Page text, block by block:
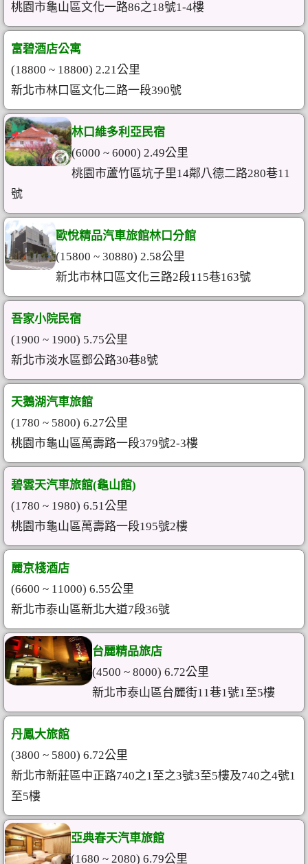
桃園市龜山區文化一路86之18號1-4樓
富碧酒店公寓
(18800 ~ 18800) 2.21公里
新北市林口區文化二路一段390號
林口維多利亞民宿
(6000 ~ 6000) 2.49公里
桃園市蘆竹區坑子里14鄰八德二路280巷11
號
歐悅精品汽車旅館林口分館
(15800 ~ 30880) 2.58公里
新北市林口區文化三路2段115巷163號
吾家小院民宿
(1900 ~ 1900) 5.75公里
新北市淡水區鄧公路30巷8號
天鵝湖汽車旅館
(1780 ~ 5800) 6.27公里
桃園市龜山區萬壽路一段379號2-3樓
碧雲天汽車旅館(龜山館)
(1780 ~ 1980) 6.51公里
桃園市龜山區萬壽路一段195號2樓
麗京棧酒店
(6600 ~ 11000) 6.55公里
新北市泰山區新北大道7段36號
台麗精品旅店
(4500 ~ 8000) 6.72公里
新北市泰山區台麗街11巷1號1至5樓
丹鳳大旅館
(3800 ~ 5800) 6.72公里
新北市新莊區中正路740之1至之3號3至5樓及740之4號1
至5樓
亞典春天汽車旅館
(1680 ~ 2080) 6.79公里